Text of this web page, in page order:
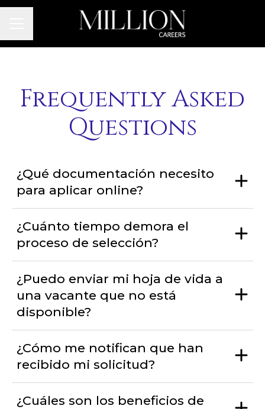
Frequently Asked
Questions
¿Qué documentación necesito
para aplicar online?
¿Cuánto tiempo demora el
proceso de selección?
¿Puedo enviar mi hoja de vida a
una vacante que no está
disponible?
¿Cómo me notifican que han
recibido mi solicitud?
¿Cuáles son los beneficios de